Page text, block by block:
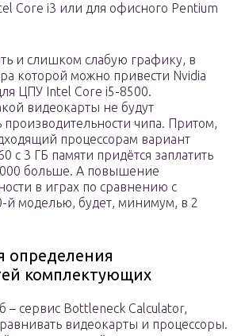
Core i3 или для офисного Pentium
и слишком слабую графику, в
которой можно привести Nvidia
ЦПУ Intel Core i5-8500.
видеокарты не будут
производительности чипа. Притом,
процессорам вариант
с 3 ГБ памяти придётся заплатить
больше. А повышение
в играх по сравнению с
й моделью, будет, минимум, в 2
определения
комплектующих
– сервис Bottleneck Calculator,
видеокарты и процессоры.